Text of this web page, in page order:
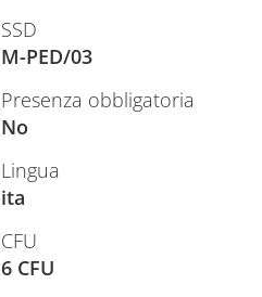
SSD
M-PED/03
Presenza obbligatoria
No
Lingua
ita
CFU
6 CFU